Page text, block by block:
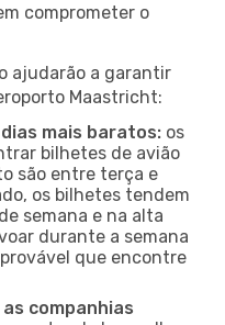
comprometer o
ajudarão a garantir
Maastricht:
mais baratos: os
bilhetes de avião
são entre terça e
os bilhetes tendem
semana e na alta
durante a semana
que encontre
companhias